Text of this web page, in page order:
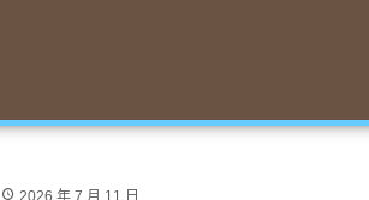
2026 年 7 月 11 日